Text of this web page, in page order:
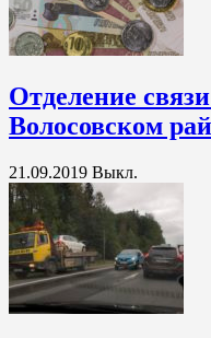
Отделение
Волосовском
21.09.2019 Выкл.